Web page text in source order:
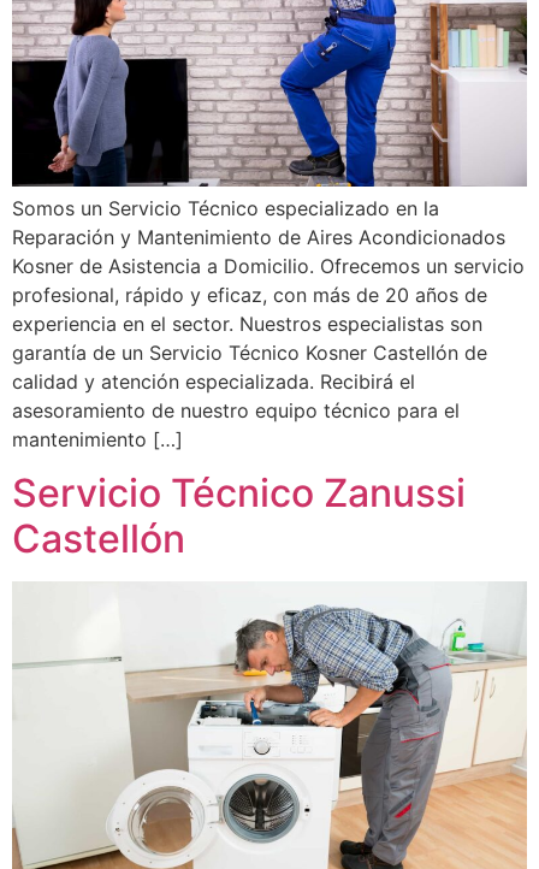
Somos un Servicio Técnico especializado en la
Reparación y Mantenimiento de Aires Acondicionados
Kosner de Asistencia a Domicilio. Ofrecemos un servicio
profesional, rápido y eficaz, con más de 20 años de
experiencia en el sector. Nuestros especialistas son
garantía de un Servicio Técnico Kosner Castellón de
calidad y atención especializada. Recibirá el
asesoramiento de nuestro equipo técnico para el
mantenimiento […]
Servicio Técnico Zanussi
Castellón